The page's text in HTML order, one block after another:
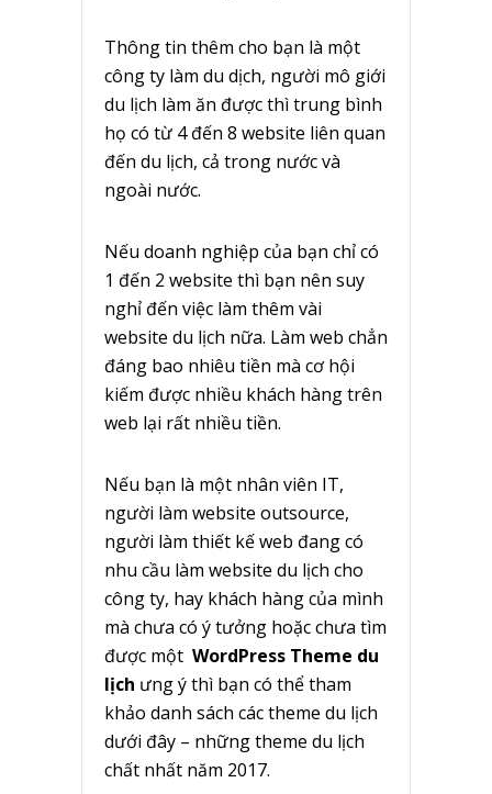
Thông tin thêm cho bạn là một
công ty làm du dịch, người mô giới
du lịch làm ăn được thì trung bình
họ có từ 4 đến 8 website liên quan
đến du lịch, cả trong nước và
ngoài nước.
Nếu doanh nghiệp của bạn chỉ có
1 đến 2 website thì bạn nên suy
nghỉ đến việc làm thêm vài
website du lịch nữa. Làm web chẳn
đáng bao nhiêu tiền mà cơ hội
kiếm được nhiều khách hàng trên
web lại rất nhiều tiền.
Nếu bạn là một nhân viên IT,
người làm website outsource,
người làm thiết kế web đang có
nhu cầu làm website du lịch cho
công ty, hay khách hàng của mình
mà chưa có ý tưởng hoặc chưa tìm
được một WordPress Theme du
lịch ưng ý thì bạn có thể tham
khảo danh sách các theme du lịch
dưới đây – những theme du lịch
chất nhất năm 2017.